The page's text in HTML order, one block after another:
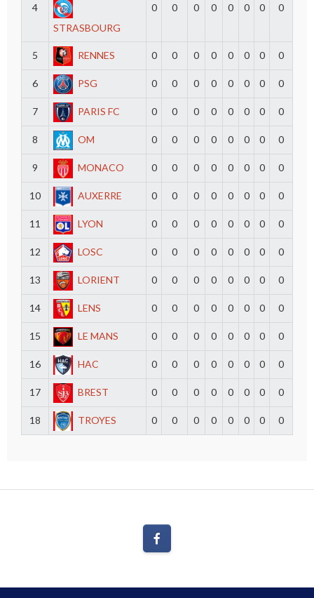
4
STRASBOURG
0 0 0 0 0 0 0 0
5 RENNES 0 0 0 0 0 0 0 0
6 PSG 0 0 0 0 0 0 0 0
7 PARIS FC 0 0 0 0 0 0 0 0
8 OM 0 0 0 0 0 0 0 0
9 MONACO 0 0 0 0 0 0 0 0
10 AUXERRE 0 0 0 0 0 0 0 0
11 LYON 0 0 0 0 0 0 0 0
12 LOSC 0 0 0 0 0 0 0 0
13 LORIENT 0 0 0 0 0 0 0 0
14 LENS 0 0 0 0 0 0 0 0
15 LE MANS 0 0 0 0 0 0 0 0
16 HAC 0 0 0 0 0 0 0 0
17 BREST 0 0 0 0 0 0 0 0
18 TROYES 0 0 0 0 0 0 0 0